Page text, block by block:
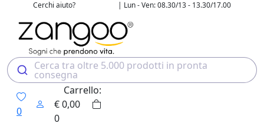
Cerchi aiuto? | Lun - Ven: 08.30/13 - 13.30/17.00
Cerca tra oltre 5.000 prodotti in pronta
consegna
0
Carrello:
€0,00
0